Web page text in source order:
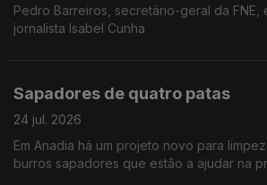
Pedro Barreiros, secretário-geral da FNE,
jornalista Isabel Cunha
Sapadores de quatro patas
24 jul. 2026
Em Anadia há um projeto novo para
burros sapadores que estão a ajudar na